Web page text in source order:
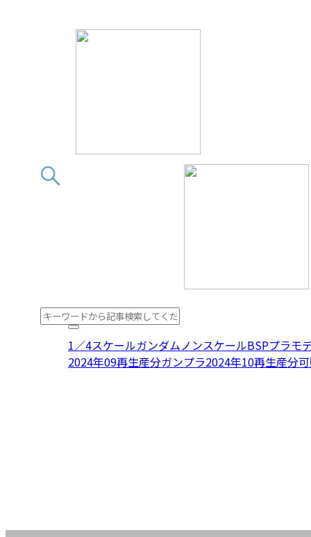
この素晴らしきフィギュア
この素晴らしきフィギ
1／4スケールガンダムノンスケールBSPプラモ
2024年09再生産分ガンプラ2024年10再生産分